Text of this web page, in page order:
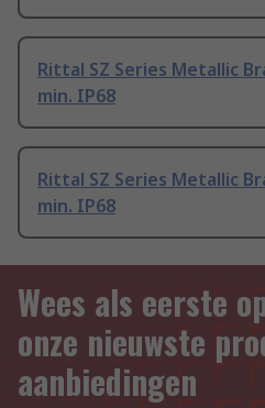
Rittal SZ Series Metallic
min. IP68
Rittal SZ Series Metallic
min. IP68
Wees als eerste
onze nieuwste
aanbiedingen